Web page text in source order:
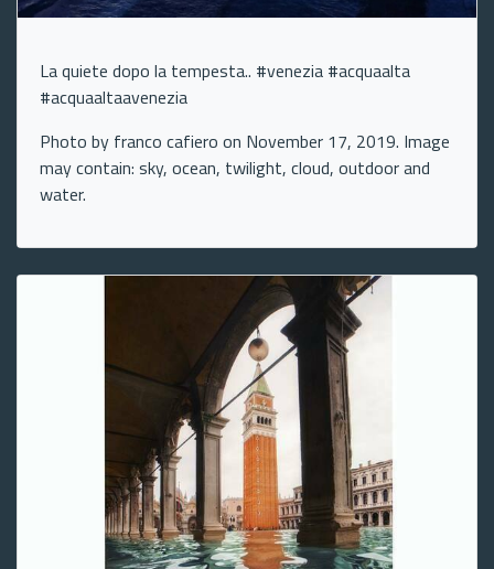
La quiete dopo la tempesta.. #venezia #acquaalta
#acquaaltaavenezia
Photo by franco cafiero on November 17, 2019. Image
may contain: sky, ocean, twilight, cloud, outdoor and
water.